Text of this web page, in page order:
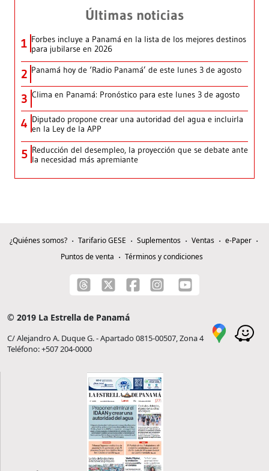
Últimas noticias
1 Forbes incluye a Panamá en la lista de los mejores destinos
para jubilarse en 2026
2 Panamá hoy de ‘Radio Panamá’ de este lunes 3 de agosto
3 Clima en Panamá: Pronóstico para este lunes 3 de agosto
4 Diputado propone crear una autoridad del agua e incluirla
en la Ley de la APP
5 Reducción del desempleo, la proyección que se debate ante
la necesidad más apremiante
¿Quiénes somos? Tarifario GESE Suplementos Ventas
e-Paper
Puntos de venta
Términos y condiciones
© 2019 La Estrella de Panamá
C/ Alejandro A. Duque G. - Apartado 0815-00507, Zona 4
Teléfono: +507 204-0000